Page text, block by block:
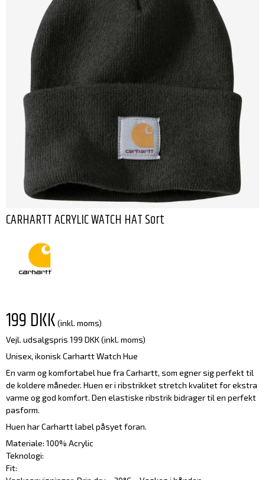
CARHARTT ACRYLIC WATCH HAT Sort
199 DKK (inkl. moms)
Vejl. udsalgspris 199 DKK(inkl. moms)
Unisex, ikonisk Carhartt Watch Hue
En varm og komfortabel hue fra Carhartt, som egner sig perfekt til
de koldere måneder. Huen er i ribstrikket stretch kvalitet for ekstra
varme og god komfort. Den elastiske ribstrik bidrager til en perfekt
pasform.
Huen har Carhartt label påsyet foran.
Materiale: 100% Acrylic
Teknologi:
Fit: